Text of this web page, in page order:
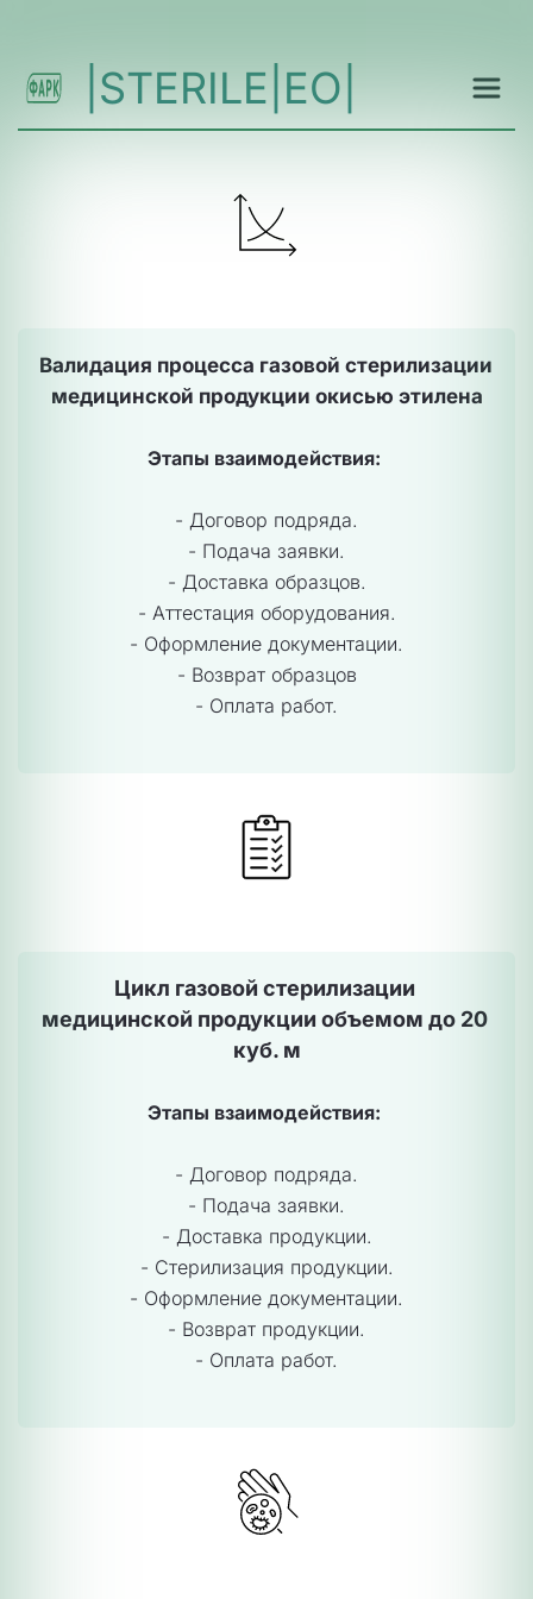
|STERILE|EO|
Валидация процесса газовой стерилизации
медицинской продукции окисью этилена
Этапы взаимодействия:
- Договор подряда.
- Подача заявки.
- Доставка образцов.
- Аттестация оборудования.
- Оформление документации.
- Возврат образцов
- Оплата работ.
Цикл газовой стерилизации
медицинской продукции объемом до 20
куб. м
Этапы взаимодействия:
- Договор подряда.
- Подача заявки.
- Доставка продукции.
- Стерилизация продукции.
- Оформление документации.
- Возврат продукции.
- Оплата работ.